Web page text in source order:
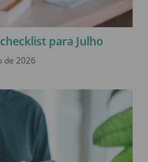
para Julho
de 2026